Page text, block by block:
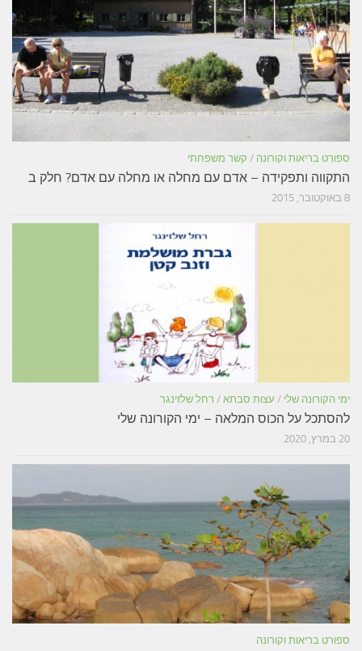
ספורט בריאות וקורונה / קשר משפחתי
התקווה ותפקידה – אדם עם מחלה או מחלה עם אדם? חלק ב
8 באוקטובר, 2015
ימי הקורונה שלי / עצות סבתא / רחל שלזינגר
להסתכל על הכוס המלאה – ימי הקורונה שלי
20 במרץ, 2020
ספורט בריאות וקורונה